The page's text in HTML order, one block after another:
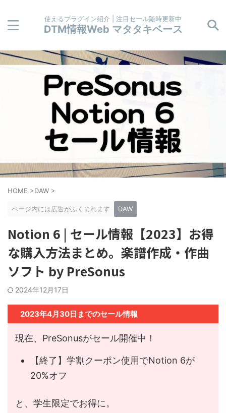
使えるプラグイン紹介 | 注目セール随時更新中
DTM情報Web マタタキベース
HOME >DAW >
ページ内には広告がふくまれます DAW
Notion 6 | セール情報【2023】お得
な購入方法まとめ。楽譜作成・作曲
ソフト by PreSonus
2024年12月17日
2023年4月30日までのセール情報
現在、PreSonusがセール開催中！
【終了】学割クーポン使用でNotion 6​が
20%オフ
と、学生限定でお得に。